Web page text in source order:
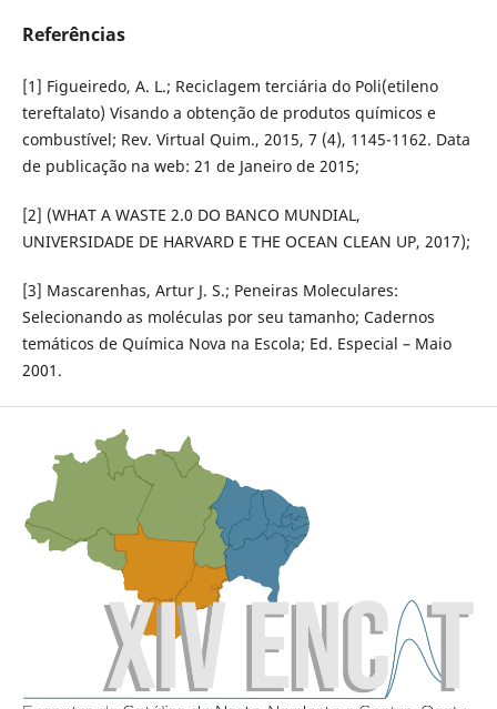
Referências
[1] Figueiredo, A. L.; Reciclagem terciária do Poli(etileno
tereftalato) Visando a obtenção de produtos químicos e
combustível; Rev. Virtual Quim., 2015, 7 (4), 1145-1162. Data
de publicação na web: 21 de Janeiro de 2015;
[2] (WHAT A WASTE 2.0 DO BANCO MUNDIAL,
UNIVERSIDADE DE HARVARD E THE OCEAN CLEAN UP, 2017);
[3] Mascarenhas, Artur J. S.; Peneiras Moleculares:
Selecionando as moléculas por seu tamanho; Cadernos
temáticos de Química Nova na Escola; Ed. Especial – Maio
2001.